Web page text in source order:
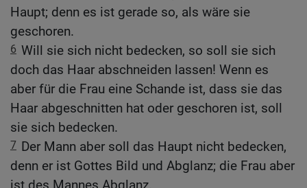
Haupt; denn es ist gerade so, als wäre sie
geschoren.
6 Will sie sich nicht bedecken, so soll sie sich
doch das Haar abschneiden lassen! Wenn es
aber für die Frau eine Schande ist, dass sie das
Haar abgeschnitten hat oder geschoren ist, soll
sie sich bedecken.
7 Der Mann aber soll das Haupt nicht bedecken,
denn er ist Gottes Bild und Abglanz; die Frau aber